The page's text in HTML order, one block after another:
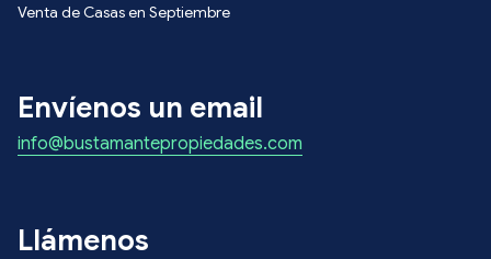
Venta de Casas en Septiembre
Envíenos un email
info@bustamantepropiedades.com
Llámenos